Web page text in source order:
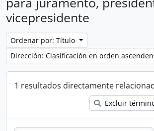
vicepresidente
Ordenar por: Título
Dirección: Clasificación en orden
1 resultados directamente
Excluir